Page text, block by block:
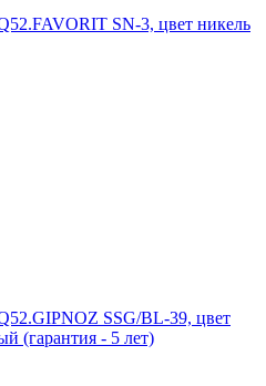
SN-3, цвет никель
SSG/BL-39, цвет
(гарантия - 5 лет)